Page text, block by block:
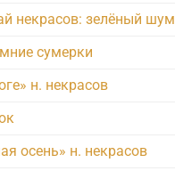
некрасов: зелёный шум
сумерки
н. некрасов
осень» н. некрасов